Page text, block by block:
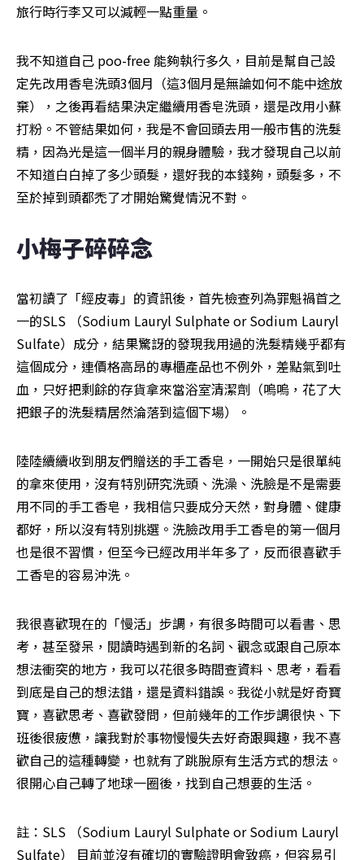
旅行時行李又可以減輕一點重量。
我不知道自己 poo-free 能夠執行多久，目前是幫自己設
定先改用香皂洗頭3個月（這3個月是無論如何不能中途放
棄），之後再看結果決定繼續用香皂洗頭，還是改用小蘇
打粉。不管結果如何，我是不會回頭去用一般市售的洗髮
精，因為光是這一個半月的親身體驗，我才發現自己以前
不知道白白掉了多少頭髮，還好我的本錢夠，頭髮多，不
至於掉到頭都禿了才開始驚覺情況不對。
小梅子碎碎念
當初讀了「經皮毒」的資訊後，首先檢查列為罪魁禍首之
一的SLS （Sodium Lauryl Sulphate or Sodium Lauryl
Sulfate）成分，結果驚訝的發現我用過的洗髮精幾乎都有
這個成分，連價格高昂的專櫃產品也不例外，差點氣到吐
血，只好把剩餘的存貨拿來當浴室清潔劑（嗚嗚，花了大
把銀子的洗髮精居然淪落到這個下場）。
陸陸續續收到朋友們贈送的手工香皂，一開始只是很單純
的拿來使用，沒有特別研究洗頭、洗澡、洗臉是不是需要
用不同的手工香皂，我相信只要成分天然，對身體、健康
都好，所以沒有特別挑選。洗臉改用手工香皂的第一個月
也是很不習慣，但至今已經改用半年多了，反而很喜歡手
工香皂的容易沖洗。
我很喜歡現在的「慢活」步調，有很多時間可以看書、思
考，甚至發呆，閱讀時遇到新的名詞、觀念或跟自己原本
想法衝突的地方，我可以花很多時間查資料、思考，看看
到底是自己的想法錯，還是資料錯誤。我從小就是好奇寶
寶，喜歡思考、喜歡發問，但前幾年的工作步調很快、下
班後很疲憊，讓我對於事物慢慢失去好奇跟興趣，我不喜
歡自己的這種轉變，也就有了跳脫原有生活方式的想法。
很開心自己轉了地球一圈後，找到自己想要的生活。
註：SLS （Sodium Lauryl Sulphate or Sodium Lauryl
Sulfate） 目前並沒有確切的實驗證明會致癌，但容易引